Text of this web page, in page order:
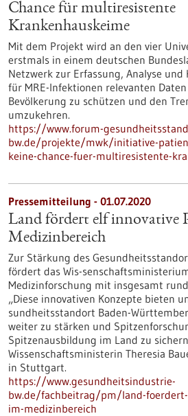
Chance für multiresistente
Krankenhauskeime
Mit dem Projekt wird an den vier
erstmals in einem deutschen
Netzwerk zur Erfassung, Analyse
für MRE-Infektionen relevanten
Bevölkerung zu schützen und den
umzukehren.
https://www.forum-
bw.de/projekte/mwk/initiative-
keine-chance-fuer-multiresistente-
Pressemitteilung - 01.07.2020
Land fördert elf innovative
Medizinbereich
Zur Stärkung des
fördert das Wis-
Medizinforschung mit insgesamt
„Diese innovativen Konzepte bieten
sundheitsstandort Baden-
weiter zu stärken und
Spitzenausbildung im Land zu
Wissenschaftsministerin Theresia
in Stuttgart.
https://www.gesundheitsindustrie-
bw.de/fachbeitrag/pm/land-
im-medizinbereich